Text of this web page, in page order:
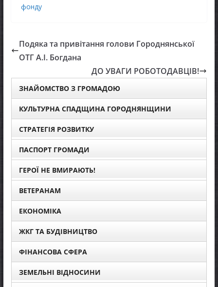
фонду
Подяка та привітання голови Городнянської
ОТГ А.І. Богдана
ДО УВАГИ РОБОТОДАВЦІВ!
ЗНАЙОМСТВО З ГРОМАДОЮ
КУЛЬТУРНА СПАДЩИНА ГОРОДНЯНЩИНИ
СТРАТЕГІЯ РОЗВИТКУ
ПАСПОРТ ГРОМАДИ
ГЕРОЇ НЕ ВМИРАЮТЬ!
ВЕТЕРАНАМ
ЕКОНОМІКА
ЖКГ ТА БУДІВНИЦТВО
ФІНАНСОВА СФЕРА
ЗЕМЕЛЬНІ ВІДНОСИНИ